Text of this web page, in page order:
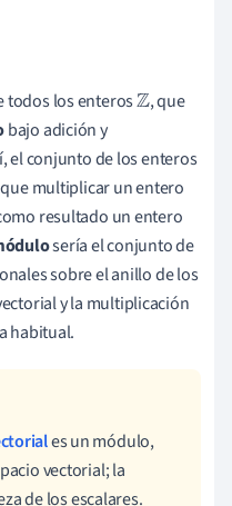
todos los enterosZ, que
bajo adición y
el conjunto de los enteros
que multiplicar un entero
resultado un entero
sería el conjunto de
sobre el anillo de los
y la multiplicación
habitual.
es un módulo,
vectorial; la
de los escalares.